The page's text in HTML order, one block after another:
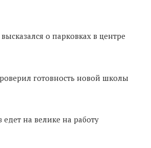
о парковках в центре
готовность новой школы
на велике на работу